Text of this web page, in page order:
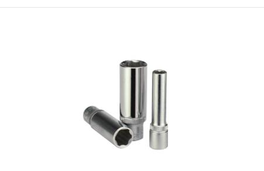
1/4" Головка Surface глубокая 9 мм, L=50 мм (FORCE 5275009)
75 грн.